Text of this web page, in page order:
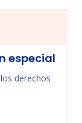
especial
derechos